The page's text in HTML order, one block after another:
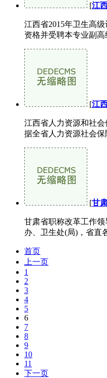
[江
江西省2015年卫生高
资格并受聘本专业副
[江
江西省人力资源和社
据全省人力资源社会
[甘
甘肃省职称改革工作
办、卫生处(局)，省直
首页
上一页
1
2
3
4
5
6
7
8
9
10
11
下一页